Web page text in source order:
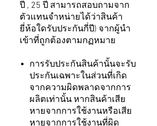
ปี , 25 ปี สามารถสอบถามจาก
ตัวแทนจำหน่ายได้ว่าสินค้า
ยี่ห้อใดรับประกันกี่ปี) จากผู้นำ
เข้าที่ถูกต้องตามกฏหมาย
การรับประกันสินค้านั้นจะรับ
ประกันเฉพาะในส่วนที่เกิด
จากความผิดพลาดจากการ
ผลิตเท่านั้น หากสินค้าเสีย
หายจากการใช้งานหรือเสีย
หายจากการใช้งานที่ผิด